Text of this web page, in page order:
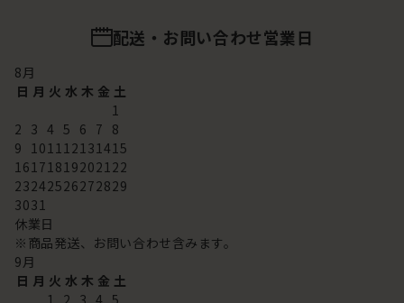
配送・お問い合わせ営業日
8 月
日 月 火 水 木 金 土
1
2 3 4 5 6 7 8
9
10 11 12 13 14 15
16 17 18 192021 22
23242526272829
3031
休業日
※商品発送、お問い合わせ含みます。
9 月
日 月 火 水 木 金 土
1
2 3 4 5